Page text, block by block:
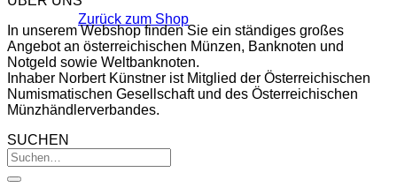
Zurück zum Shop
In unserem Webshop finden Sie ein ständiges großes
Angebot an österreichischen Münzen, Banknoten und
Notgeld sowie Weltbanknoten.
Inhaber Norbert Künstner ist Mitglied der Österreichischen
Numismatischen Gesellschaft und des Österreichischen
Münzhändlerverbandes.
SUCHEN